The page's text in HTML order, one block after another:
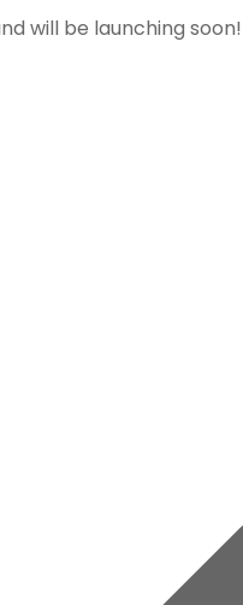
will be launching soon!